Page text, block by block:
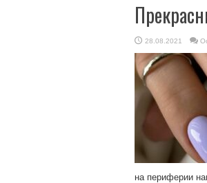
28.08.2021
на периферии